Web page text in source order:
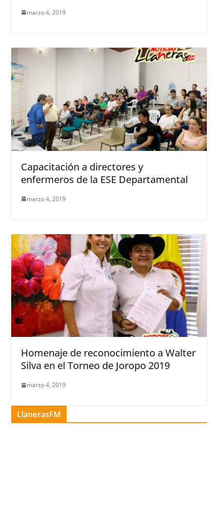
marzo 4, 2019
Capacitación a directores y
enfermeros de la ESE Departamental
marzo 4, 2019
Homenaje de reconocimiento a Walter
Silva en el Torneo de Joropo 2019
marzo 4, 2019
LlanerasFM